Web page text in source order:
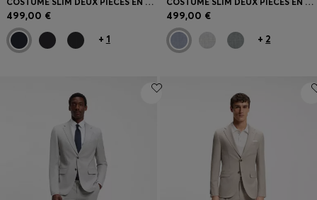
499,00 €
+ 1
499,00 €
+ 2